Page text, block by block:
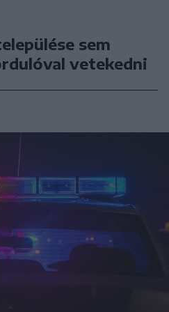
sem
vetekedni